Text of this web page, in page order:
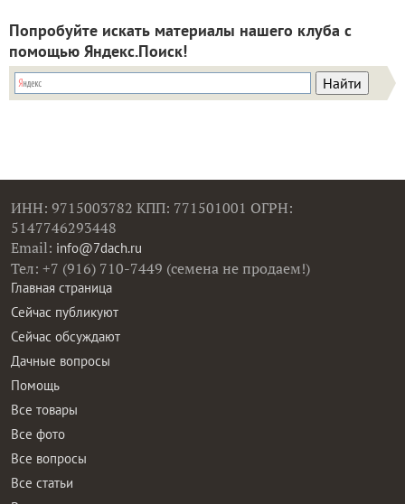
Попробуйте искать материалы нашего клуба с
помощью Яндекс.Поиск!
ИНН: 9715003782 КПП: 771501001 ОГРН:
5147746293448
Email: info@7dach.ru
Тел: +7 (916) 710-7449 (семена не продаем!)
Главная страница
Сейчас публикуют
Сейчас обсуждают
Дачные вопросы
Помощь
Все товары
Все фото
Все вопросы
Все статьи